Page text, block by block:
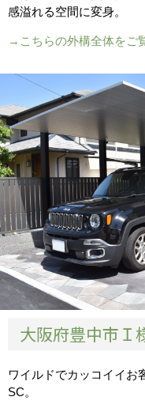
感溢れる空間に変身。
→こちらの外構全体をご
大阪府豊中市Ｉ
ワイルドでカッコイイお
SC。